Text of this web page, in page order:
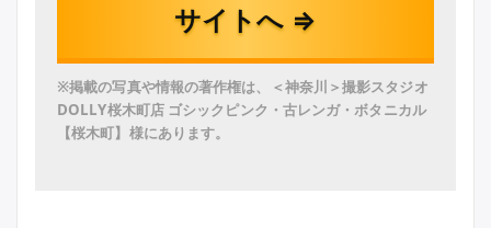
サイトへ ⇒
※掲載の写真や情報の著作権は、＜神奈川＞撮影スタジオ
DOLLY桜木町店 ゴシックピンク・古レンガ・ボタニカル
【桜木町】様にあります。